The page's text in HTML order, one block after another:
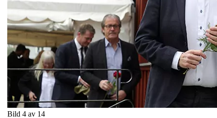
Bild 4 av 14